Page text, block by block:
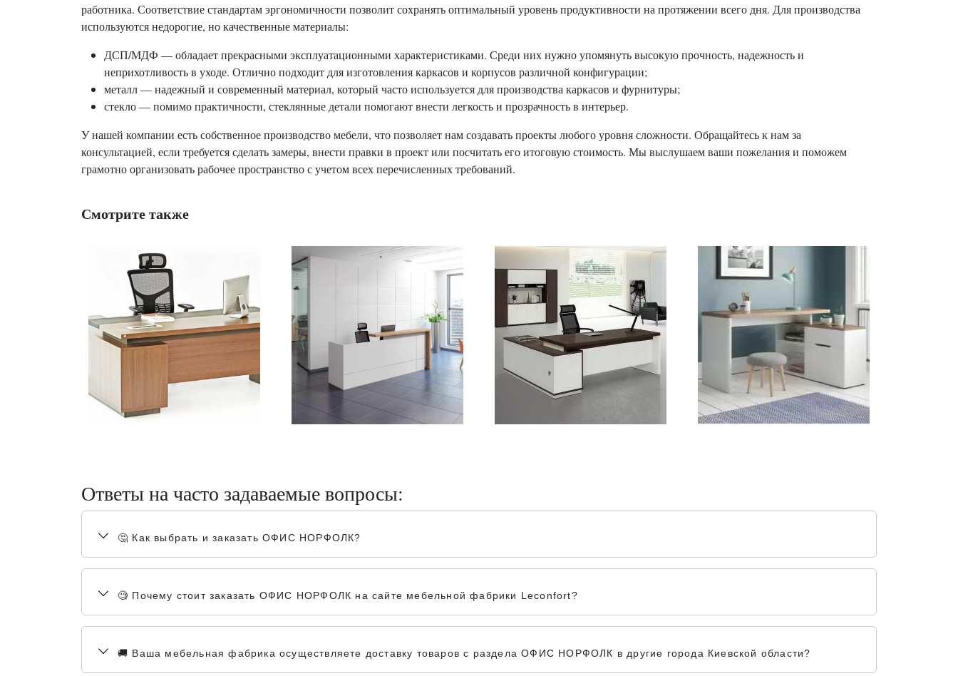
работника. Соответствие стандартам эргономичности позволит сохранять оптимальный уровень продуктивности на протяжении всего дня. Для производства
используются недорогие, но качественные материалы:
ДСП/МДФ — обладает прекрасными эксплуатационными характеристиками. Среди них нужно упомянуть высокую прочность, надежность и
неприхотливость в уходе. Отлично подходит для изготовления каркасов и корпусов различной конфигурации;
металл — надежный и современный материал, который часто используется для производства каркасов и фурнитуры;
стекло — помимо практичности, стеклянные детали помогают внести легкость и прозрачность в интерьер.
У нашей компании есть собственное производство мебели, что позволяет нам создавать проекты любого уровня сложности. Обращайтесь к нам за
консультацией, если требуется сделать замеры, внести правки в проект или посчитать его итоговую стоимость. Мы выслушаем ваши пожелания и поможем
грамотно организовать рабочее пространство с учетом всех перечисленных требований.
Смотрите также
Ответы на часто задаваемые вопросы:
🤔 Как выбрать и заказать ОФИС НОРФОЛК?
🧐 Почему стоит заказать ОФИС НОРФОЛК на сайте мебельной фабрики Leconfort?
🚚 Ваша мебельная фабрика осуществляете доставку товаров с раздела ОФИС НОРФОЛК в другие города Киевской области?